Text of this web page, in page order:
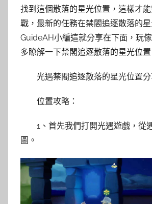
找到這個散落的星光位置，這樣才
戰，最新的任務在禁閣追逐散落的
GuideAH小編這就分享在下面，玩
多瞭解一下禁閣追逐散落的星光位置
光遇禁閣追逐散落的星光位置
位置攻略：
1、首先我們打開光遇遊戲，從
圖。